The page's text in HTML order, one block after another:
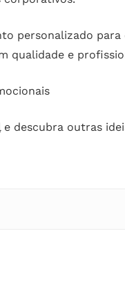
personalizado
qualidade e
e descubra outras